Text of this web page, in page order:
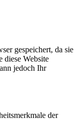
gespeichert, da sie
diese Website
jedoch Ihr
der